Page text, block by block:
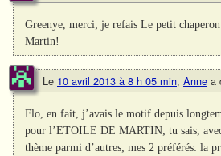
Greenye, merci; je refais Le petit
Martin!
Le 10 avril 2013 à 8 h 05 min, Anne a
Flo, en fait, j’avais le motif depuis
pour l’ETOILE DE MARTIN; tu sais,
thème parmi d’autres; mes 2 préférés: la